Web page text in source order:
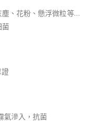
、花粉、懸浮微粒等…
氣滲入，抗菌